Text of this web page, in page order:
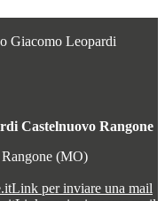
Giacomo Leopardi
Castelnuovo Rangone
(MO)
Link per inviare una mail